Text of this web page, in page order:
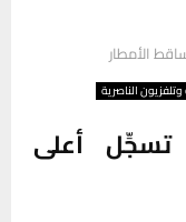
الأمطار
الناصرية
تسجِّل أعلى